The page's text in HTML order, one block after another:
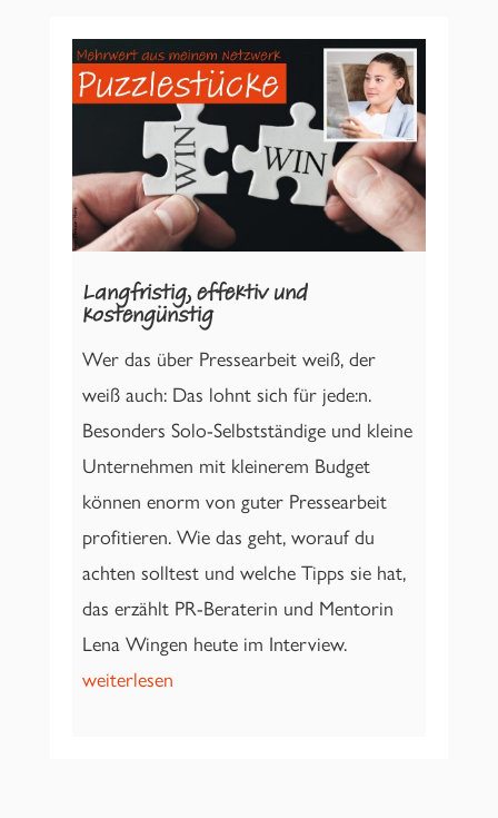
Langfristig, effektiv und
kostengünstig
Wer das über Pressearbeit weiß, der
weiß auch: Das lohnt sich für jede:n.
Besonders Solo-Selbstständige und kleine
Unternehmen mit kleinerem Budget
können enorm von guter Pressearbeit
profitieren. Wie das geht, worauf du
achten solltest und welche Tipps sie hat,
das erzählt PR-Beraterin und Mentorin
Lena Wingen heute im Interview.
weiterlesen